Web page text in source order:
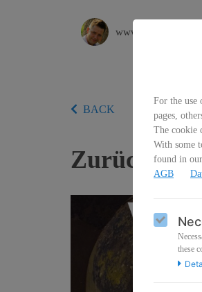
BACK
Zurück in
For the use
pages,
The cookie
With some
found in
AGB
these